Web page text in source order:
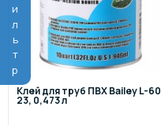
Фильтр
Клей для труб ПВХ Bailey L-60
23, 0,473 л